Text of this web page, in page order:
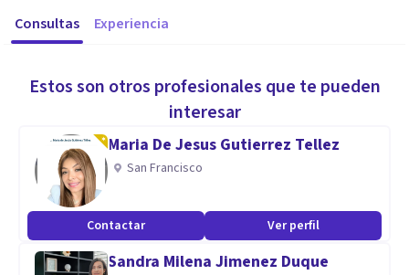
Consultas Experiencia
Estos son otros profesionales que te pueden
interesar
Maria De Jesus Gutierrez Tellez
San Francisco
Contactar Ver perfil
Sandra Milena Jimenez Duque